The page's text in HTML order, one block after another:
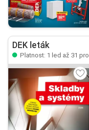
DEK leták
Platnost: 1 led až 31 pro